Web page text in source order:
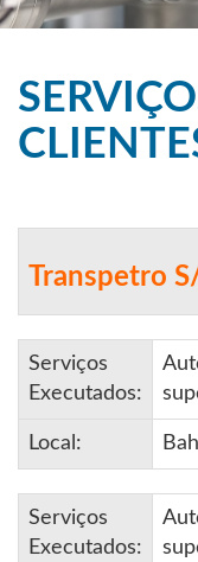
Transpetro
Serviços
Executados:
Local:
Serviços
Executados: